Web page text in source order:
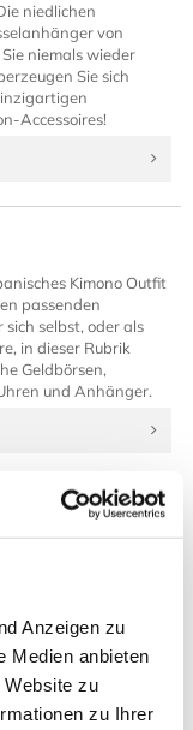
Anzeigen zu
Medien anbieten
Website zu
zu Ihrer
niedlichen
von
niemals wieder
Sie sich
Accessoires!
Kimono Outfit
passenden
sich selbst, oder als
in dieser Rubrik
Geldbörsen,
und Anhänger.
oder für den Strand.